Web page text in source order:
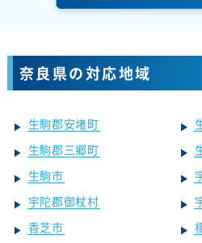
奈良県の対応地域
生駒郡安堵町
生駒郡三郷町
生駒市
宇陀郡御杖村
香芝市